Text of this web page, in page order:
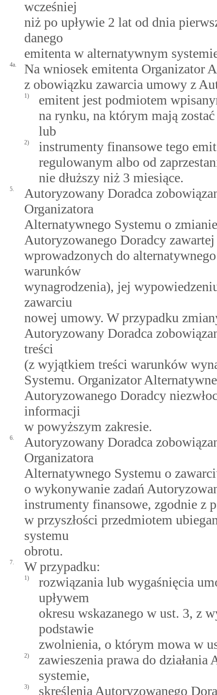
wcześniej
niż po upływie 2 lat od dnia
danego
emitenta w alternatywnym
4a.
Na wniosek emitenta Organizator
z obowiązku zawarcia umowy z
1)
emitent jest podmiotem
na rynku, na którym mają
lub
2)
instrumenty finansowe tego
regulowanym albo od
nie dłuższy niż 3 miesiące.
5.
Autoryzowany Doradca
Organizatora
Alternatywnego Systemu o
Autoryzowanego Doradcy
wprowadzonych do
warunków
wynagrodzenia), jej
zawarciu
nowej umowy. W przypadku
Autoryzowany Doradca
treści
(z wyjątkiem treści warunków
Systemu. Organizator
Autoryzowanego Doradcy
informacji
w powyższym zakresie.
6.
Autoryzowany Doradca
Organizatora
Alternatywnego Systemu o
o wykonywanie zadań
instrumenty finansowe, zgodnie z
w przyszłości przedmiotem
systemu
obrotu.
7. W przypadku:
1)
rozwiązania lub wygaśnięcia
upływem
okresu wskazanego w ust. 3, z
podstawie
zwolnienia, o którym mowa w
2)
zawieszenia prawa do
systemie,
3) skreślenia Autoryzowanego